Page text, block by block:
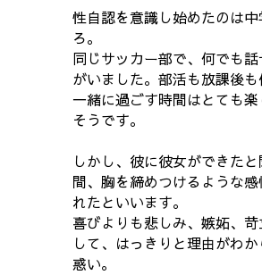
性自認を意識し始めたのは中
ろ。
同じサッカー部で、何でも
がいました。部活も放課後も
一緒に過ごす時間はとても
そうです。
しかし、彼に彼女ができた
間、胸を締めつけるような感
れたといいます。
喜びよりも悲しみ、嫉妬、
して、はっきりと理由がわ
惑い。